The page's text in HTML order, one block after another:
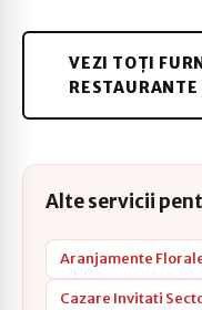
VEZI TOȚI
Alte servicii
Aranjamente
Cazare Invitati